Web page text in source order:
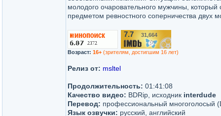
молодого очаровательного мужчины, который
предметом ревностного соперничества двух
7.7 31,664
Возраст: 16+ (зрителям, достигшим 16 лет)
Релиз от: msltel
Продолжительность: 01:41:08
Качество видео: BDRip, исходник interdude
Перевод: профессиональный многоголосый
Язык озвучки: русский, английский